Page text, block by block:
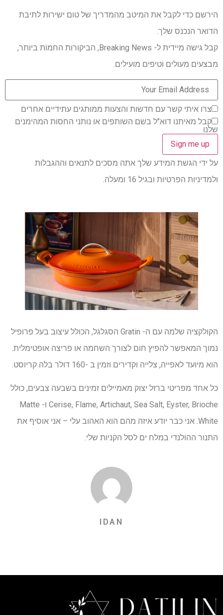
הירשם כדי לקבל את המיטב מהמדריך של טום ישירות לתיבת
הדואר הנכנס שלך.
קבל גישה מיידית ל- Breaking News, הביקורות החמות ביותר,
מבצעים מעולים וטיפים מועילים.
צרו איתי קשר עם חדשות והצעות ממותגים עתידיים אחרים
קבל מאיתנו דוא"ל בשם השותפים או נותני החסות המהימנים
שלנו
על ידי הגשת המידע שלך אתה מסכים לתנאים וההגבלות
ולמדיניות הפרטיות ובגיל 16 ומעלה.
הקולקציה שלמה עם ה- Gratin הסגלגל, הכולל עיצוב בעל פרופיל
נמוך המאפשר להפיץ חום לצורך השחמה או פריצה אופטימלית.
הוא מיועד לאפייה, צלייה וקדירים וזמין ב -160 דולר בלה קריוסט.
כל אחד מפריטי ברזל יצוק מאמיילים זמינים בשבעה צבעים, כולל
Cerise, Flame, Artichaut, Sea Salt, Eyster, Brioche ו- Matte
White. אני כבר יודע איזה מהם הוא האהוב עלי – אני אוסיף את
התנור ההולנדי במלח ים לסל הקניות שלי.
IDAN